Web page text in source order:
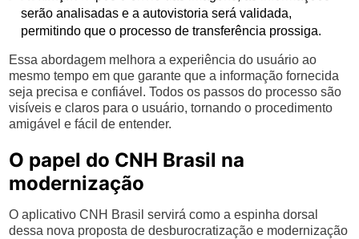
serão analisadas e a autovistoria será validada,
permitindo que o processo de transferência prossiga.
Essa abordagem melhora a experiência do usuário ao
mesmo tempo em que garante que a informação fornecida
seja precisa e confiável. Todos os passos do processo são
visíveis e claros para o usuário, tornando o procedimento
amigável e fácil de entender.
O papel do CNH Brasil na
modernização
O aplicativo CNH Brasil servirá como a espinha dorsal
dessa nova proposta de desburocratização e modernização